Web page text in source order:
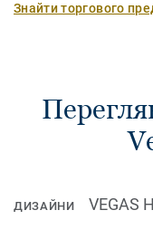
Знайти торгового
ДИЗАЙНИ VEGAS